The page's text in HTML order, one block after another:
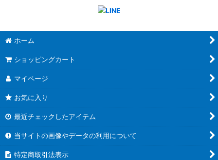
ホーム
ショッピングカート
マイページ
お気に入り
最近チェックしたアイテム
当サイトの画像やデータの利用について
特定商取引法表示